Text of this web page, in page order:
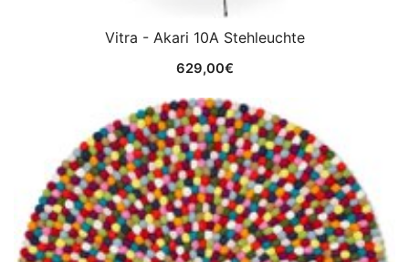
Vitra - Akari 10A Stehleuchte
629,00€